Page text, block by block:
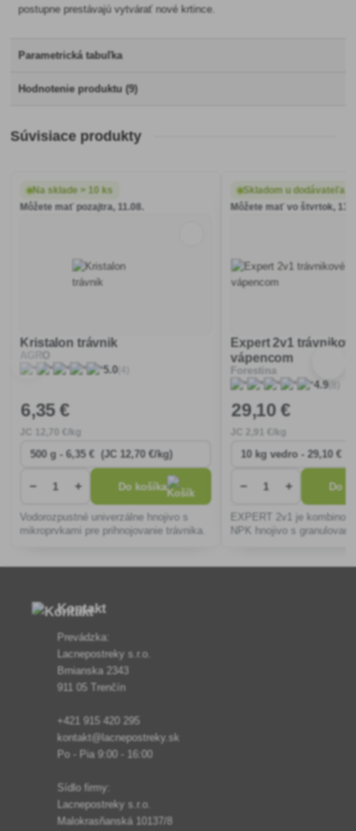
postupne prestávajú vytvárať nové krtince.
Parametrická tabuľka
Hodnotenie produktu (9)
Súvisiace produkty
Na sklade > 10 ks
Môžete mať pozajtra, 11.08.
Kristalon trávnik
5.0(4)
6,35 €
12 ,70 €/kg
− + Do košíka
Vodorozpustné univerzálne hnojivo s
mikroprvkami pre prihnojovanie trávnika.
Skladom u dodávateľa
Môžete mať vo štvrtok,
Expert 2v1
vápencom
Forestina
4.9(8)
29,10 €
2 ,91 €/kg
− + Do
EXPERT 2v1 je
NPK hnojivo s
Kontakt
Prevádzka:
Lacnepostreky s.r.o.
Brnianska 2343
911 05 Trenčín
+421 915 420 295
kontakt@lacnepostreky.sk
Po - Pia 9:00 - 16:00
Sídlo firmy:
Lacnepostreky s.r.o.
Malokrasňanská 10137/8